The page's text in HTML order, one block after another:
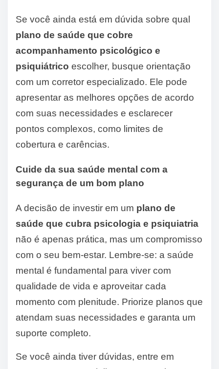
Se você ainda está em dúvida sobre qual
plano de saúde que cobre
acompanhamento psicológico e
psiquiátrico escolher, busque orientação
com um corretor especializado. Ele pode
apresentar as melhores opções de acordo
com suas necessidades e esclarecer
pontos complexos, como limites de
cobertura e carências.
Cuide da sua saúde mental com a
segurança de um bom plano
A decisão de investir em um plano de
saúde que cubra psicologia e psiquiatria
não é apenas prática, mas um compromisso
com o seu bem-estar. Lembre-se: a saúde
mental é fundamental para viver com
qualidade de vida e aproveitar cada
momento com plenitude. Priorize planos que
atendam suas necessidades e garanta um
suporte completo.
Se você ainda tiver dúvidas, entre em